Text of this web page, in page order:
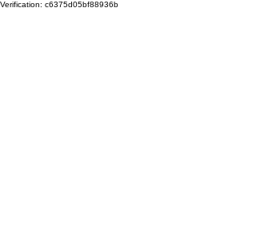
Verification: c6375d05bf88936b